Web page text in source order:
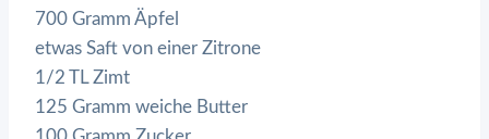
700 Gramm Äpfel
etwas Saft von einer Zitrone
1/2 TL Zimt
125 Gramm weiche Butter